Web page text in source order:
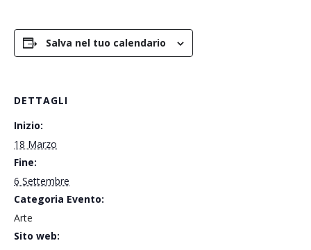
Salva nel tuo calendario
DETTAGLI
Inizio:
18 Marzo
Fine:
6 Settembre
Categoria Evento:
Arte
Sito web: